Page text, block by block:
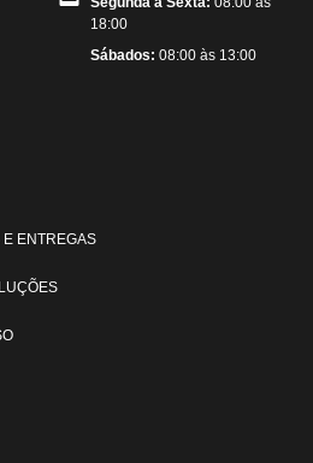
18:00
Sábados: 08:00 às 13:00
E ENTREGAS